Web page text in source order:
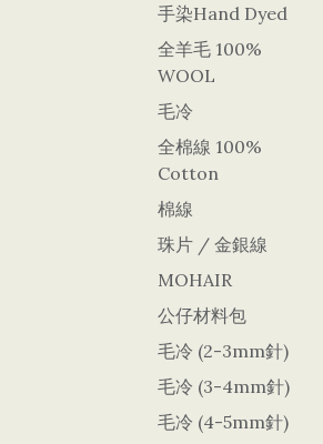
手染Hand Dyed
全羊毛 100%
WOOL
毛冷
全棉線 100%
Cotton
棉線
珠片 / 金銀線
MOHAIR
公仔材料包
毛冷 (2-3mm針)
毛冷 (3-4mm針)
毛冷 (4-5mm針)